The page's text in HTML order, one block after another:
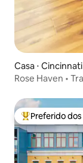
Casa ⋅ Cincinnati
Rose Haven •
Entre os
Preferido